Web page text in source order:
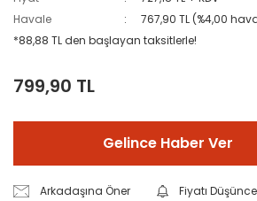
Havale
767,90 TL (%4,00
*88,88 TL den başlayan taksitlerle!
799,90 TL
Gelince Haber Ver
Arkadaşına Öner
Fiyatı